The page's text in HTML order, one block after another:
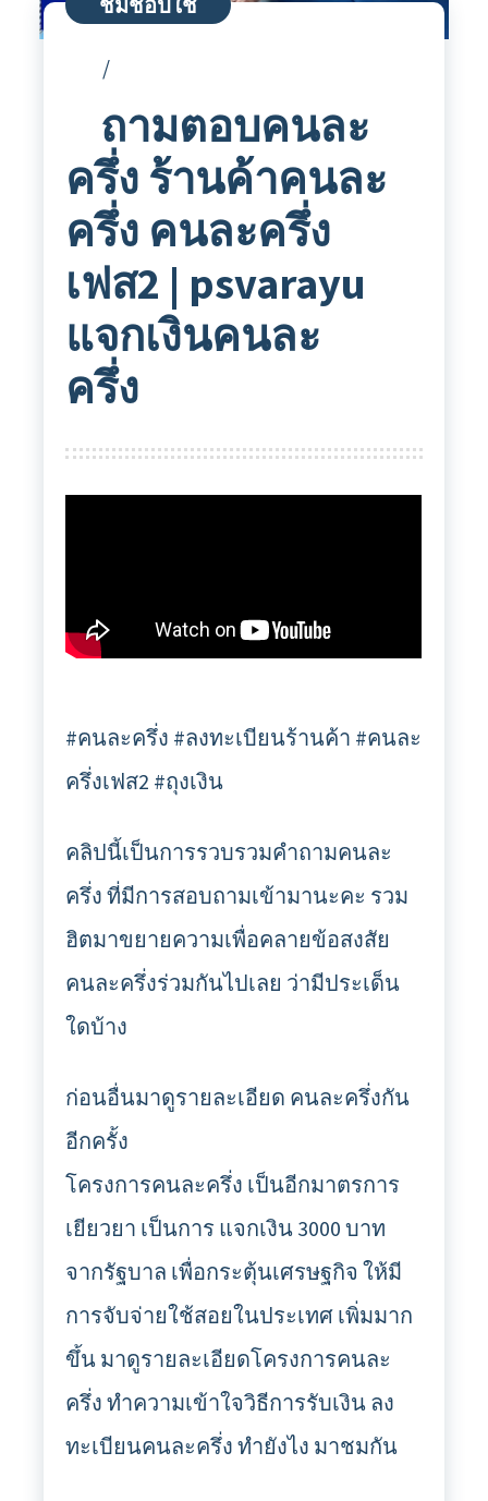
ถามตอบคนละ
ครึ่ง ร้านค้าคนละ
ครึ่ง คนละครึ่ง
เฟส2 | psvarayu
แจกเงินคนละ
ครึ่ง
#คนละครึ่ง #ลงทะเบียนร้านค้า #คนละ
ครึ่งเฟส2 #ถุงเงิน
คลิปนี้เป็นการรวบรวมคำถามคนละ
ครึ่ง ที่มีการสอบถามเข้ามานะคะ รวม
ฮิตมาขยายความเพื่อคลายข้อสงสัย
คนละครึ่งร่วมกันไปเลย ว่ามีประเด็น
ใดบ้าง
ก่อนอื่นมาดูรายละเอียด คนละครึ่งกัน
อีกครั้ง
โครงการคนละครึ่ง เป็นอีกมาตรการ
เยียวยา เป็นการ แจกเงิน 3000 บาท
จากรัฐบาล เพื่อกระตุ้นเศรษฐกิจ ให้มี
การจับจ่ายใช้สอยในประเทศ เพิ่มมาก
ขึ้น มาดูรายละเอียดโครงการคนละ
ครึ่ง ทำความเข้าใจวิธีการรับเงิน ลง
ทะเบียนคนละครึ่ง ทำยังไง มาชมกัน